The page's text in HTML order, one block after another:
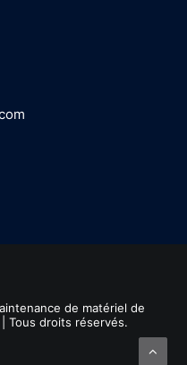
de matériel de
Tous droits réservés.